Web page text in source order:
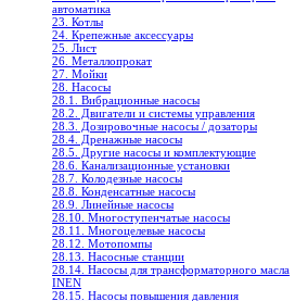
автоматика
23. Котлы
24. Крепежные аксессуары
25. Лист
26. Металлопрокат
27. Мойки
28. Насосы
28.1. Вибрационные насосы
28.2. Двигатели и системы управления
28.3. Дозировочные насосы / дозаторы
28.4. Дренажные насосы
28.5. Другие насосы и комплектующие
28.6. Канализационные установки
28.7. Колодезные насосы
28.8. Конденсатные насосы
28.9. Линейные насосы
28.10. Многоступенчатые насосы
28.11. Многоцелевые насосы
28.12. Мотопомпы
28.13. Насосные станции
28.14. Насосы для трансформаторного масла
INEN
28.15. Насосы повышения давления